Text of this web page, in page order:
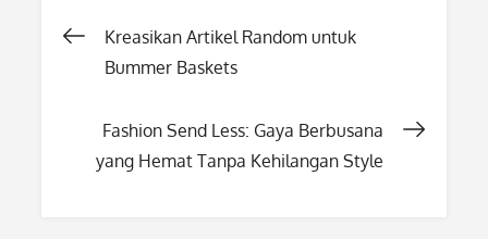
Post
Kreasikan Artikel Random untuk
Bummer Baskets
Fashion Send Less: Gaya Berbusana
yang Hemat Tanpa Kehilangan Style